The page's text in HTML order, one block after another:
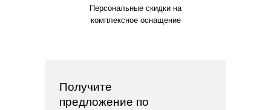
Персональные скидки на
комплексное оснащение
Получите
предложение по